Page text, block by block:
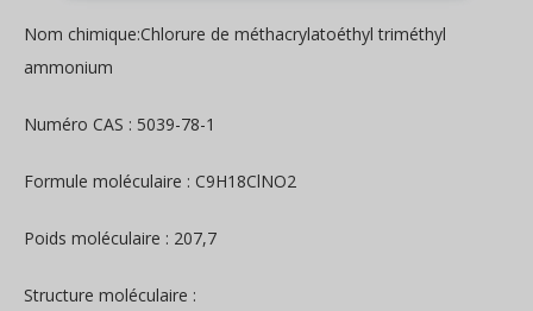
Nom chimique:Chlorure de méthacrylatoéthyl triméthyl
ammonium
Numéro CAS : 5039-78-1
Formule moléculaire : C9H18ClNO2
Poids moléculaire : 207,7
Structure moléculaire :